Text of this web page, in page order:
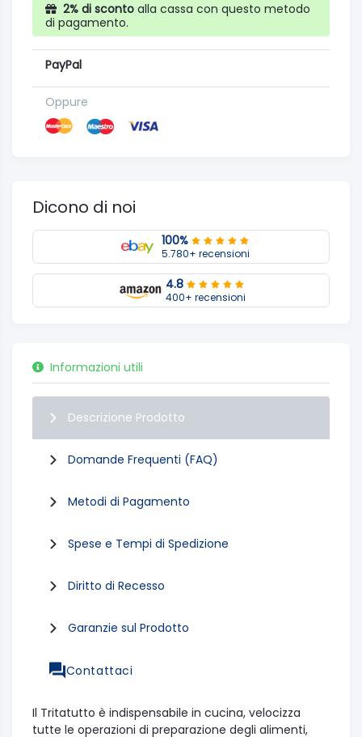
2% di sconto alla cassa con questo metodo
di pagamento.
PayPal
Oppure
Dicono di noi
100%
5.780+ recensioni
4.8
400+ recensioni
Informazioni utili
Descrizione Prodotto
Domande Frequenti (FAQ)
Metodi di Pagamento
Spese e Tempi di Spedizione
Diritto di Recesso
Garanzie sul Prodotto
Contattaci
Il Tritatutto è indispensabile in cucina, velocizza
tutte le operazioni di preparazione degli alimenti,